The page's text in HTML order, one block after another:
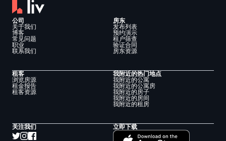
公司
关于我们
博客
常见问题
职业
联系我们
房东
发布列表
预约演示
租户筛查
验证合同
房东资源
租客
浏览房源
租金报告
租客资源
我附近的热门地点
我附近的公寓
我附近的公寓房
我附近的房子
我附近的房间
我附近的租房
关注我们 立即下载